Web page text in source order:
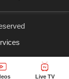
Live TV